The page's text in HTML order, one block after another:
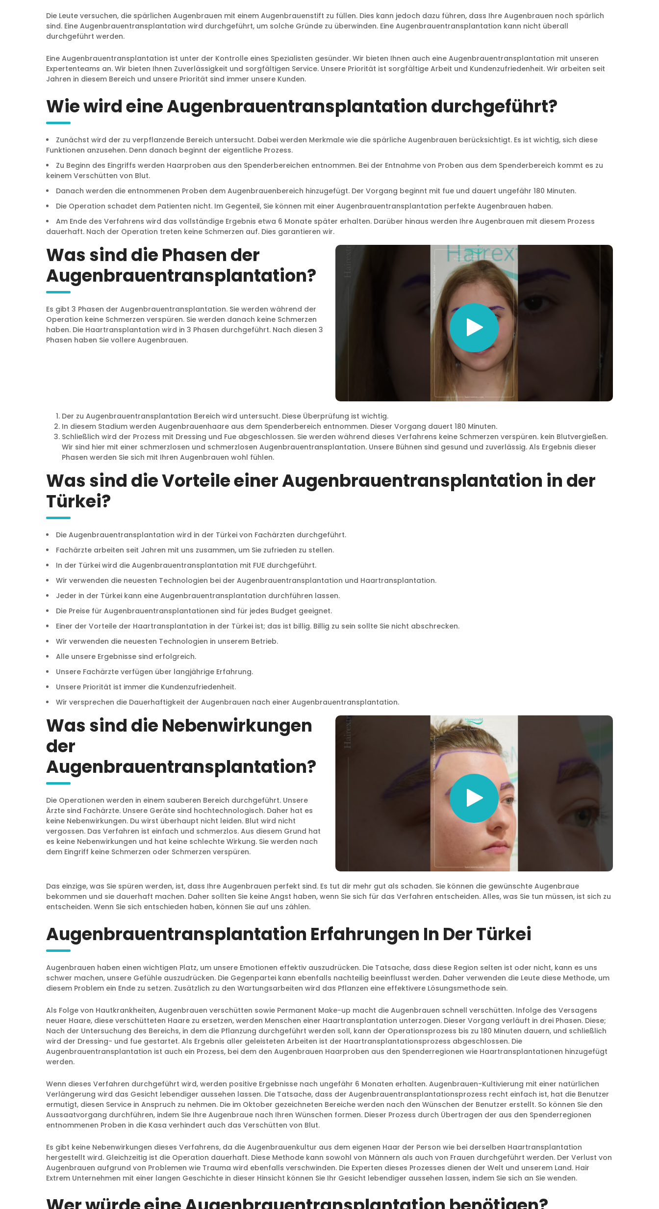
Die Leute versuchen, die spärlichen Augenbrauen mit einem Augenbrauenstift zu füllen. Dies kann jedoch dazu führen, dass Ihre Augenbrauen noch spärlich
sind. Eine Augenbrauentransplantation wird durchgeführt, um solche Gründe zu überwinden. Eine Augenbrauentransplantation kann nicht überall
durchgeführt werden.
Eine Augenbrauentransplantation ist unter der Kontrolle eines Spezialisten gesünder. Wir bieten Ihnen auch eine Augenbrauentransplantation mit unseren
Expertenteams an. Wir bieten Ihnen Zuverlässigkeit und sorgfältigen Service. Unsere Priorität ist sorgfältige Arbeit und Kundenzufriedenheit. Wir arbeiten seit
Jahren in diesem Bereich und unsere Priorität sind immer unsere Kunden.
Wie wird eine Augenbrauentransplantation durchgeführt?
Zunächst wird der zu verpflanzende Bereich untersucht. Dabei werden Merkmale wie die spärliche Augenbrauen berücksichtigt. Es ist wichtig, sich diese
Funktionen anzusehen. Denn danach beginnt der eigentliche Prozess.
Zu Beginn des Eingriffs werden Haarproben aus den Spenderbereichen entnommen. Bei der Entnahme von Proben aus dem Spenderbereich kommt es zu
keinem Verschütten von Blut.
Danach werden die entnommenen Proben dem Augenbrauenbereich hinzugefügt. Der Vorgang beginnt mit fue und dauert ungefähr 180 Minuten.
Die Operation schadet dem Patienten nicht. Im Gegenteil, Sie können mit einer Augenbrauentransplantation perfekte Augenbrauen haben.
Am Ende des Verfahrens wird das vollständige Ergebnis etwa 6 Monate später erhalten. Darüber hinaus werden Ihre Augenbrauen mit diesem Prozess
dauerhaft. Nach der Operation treten keine Schmerzen auf. Dies garantieren wir.
Was sind die Phasen der
Augenbrauentransplantation?
Es gibt 3 Phasen der Augenbrauentransplantation. Sie werden während der
Operation keine Schmerzen verspüren. Sie werden danach keine Schmerzen
haben. Die Haartransplantation wird in 3 Phasen durchgeführt. Nach diesen 3
Phasen haben Sie vollere Augenbrauen.
Der zu Augenbrauentransplantation Bereich wird untersucht. Diese Überprüfung ist wichtig.
In diesem Stadium werden Augenbrauenhaare aus dem Spenderbereich entnommen. Dieser Vorgang dauert 180 Minuten.
Schließlich wird der Prozess mit Dressing und Fue abgeschlossen. Sie werden während dieses Verfahrens keine Schmerzen verspüren. kein Blutvergießen.
Wir sind hier mit einer schmerzlosen und schmerzlosen Augenbrauentransplantation. Unsere Bühnen sind gesund und zuverlässig. Als Ergebnis dieser
Phasen werden Sie sich mit Ihren Augenbrauen wohl fühlen.
Was sind die Vorteile einer Augenbrauentransplantation in der
Türkei?
Die Augenbrauentransplantation wird in der Türkei von Fachärzten durchgeführt.
Fachärzte arbeiten seit Jahren mit uns zusammen, um Sie zufrieden zu stellen.
In der Türkei wird die Augenbrauentransplantation mit FUE durchgeführt.
Wir verwenden die neuesten Technologien bei der Augenbrauentransplantation und Haartransplantation.
Jeder in der Türkei kann eine Augenbrauentransplantation durchführen lassen.
Die Preise für Augenbrauentransplantationen sind für jedes Budget geeignet.
Einer der Vorteile der Haartransplantation in der Türkei ist; das ist billig. Billig zu sein sollte Sie nicht abschrecken.
Wir verwenden die neuesten Technologien in unserem Betrieb.
Alle unsere Ergebnisse sind erfolgreich.
Unsere Fachärzte verfügen über langjährige Erfahrung.
Unsere Priorität ist immer die Kundenzufriedenheit.
Wir versprechen die Dauerhaftigkeit der Augenbrauen nach einer Augenbrauentransplantation.
Was sind die Nebenwirkungen
der
Augenbrauentransplantation?
Die Operationen werden in einem sauberen Bereich durchgeführt. Unsere
Ärzte sind Fachärzte. Unsere Geräte sind hochtechnologisch. Daher hat es
keine Nebenwirkungen. Du wirst überhaupt nicht leiden. Blut wird nicht
vergossen. Das Verfahren ist einfach und schmerzlos. Aus diesem Grund hat
es keine Nebenwirkungen und hat keine schlechte Wirkung. Sie werden nach
dem Eingriff keine Schmerzen oder Schmerzen verspüren.
Das einzige, was Sie spüren werden, ist, dass Ihre Augenbrauen perfekt sind. Es tut dir mehr gut als schaden. Sie können die gewünschte Augenbraue
bekommen und sie dauerhaft machen. Daher sollten Sie keine Angst haben, wenn Sie sich für das Verfahren entscheiden. Alles, was Sie tun müssen, ist sich zu
entscheiden. Wenn Sie sich entschieden haben, können Sie auf uns zählen.
Augenbrauentransplantation Erfahrungen In Der Türkei
Augenbrauen haben einen wichtigen Platz, um unsere Emotionen effektiv auszudrücken. Die Tatsache, dass diese Region selten ist oder nicht, kann es uns
schwer machen, unsere Gefühle auszudrücken. Die Gegenpartei kann ebenfalls nachteilig beeinflusst werden. Daher verwenden die Leute diese Methode, um
diesem Problem ein Ende zu setzen. Zusätzlich zu den Wartungsarbeiten wird das Pflanzen eine effektivere Lösungsmethode sein.
Als Folge von Hautkrankheiten, Augenbrauen verschütten sowie Permanent Make-up macht die Augenbrauen schnell verschütten. Infolge des Versagens
neuer Haare, diese verschütteten Haare zu ersetzen, werden Menschen einer Haartransplantation unterzogen. Dieser Vorgang verläuft in drei Phasen. Diese;
Nach der Untersuchung des Bereichs, in dem die Pflanzung durchgeführt werden soll, kann der Operationsprozess bis zu 180 Minuten dauern, und schließlich
wird der Dressing- und fue gestartet. Als Ergebnis aller geleisteten Arbeiten ist der Haartransplantationsprozess abgeschlossen. Die
Augenbrauentransplantation ist auch ein Prozess, bei dem den Augenbrauen Haarproben aus den Spenderregionen wie Haartransplantationen hinzugefügt
werden.
Wenn dieses Verfahren durchgeführt wird, werden positive Ergebnisse nach ungefähr 6 Monaten erhalten. Augenbrauen-Kultivierung mit einer natürlichen
Verlängerung wird das Gesicht lebendiger aussehen lassen. Die Tatsache, dass der Augenbrauentransplantationsprozess recht einfach ist, hat die Benutzer
ermutigt, diesen Service in Anspruch zu nehmen. Die im Oktober gezeichneten Bereiche werden nach den Wünschen der Benutzer erstellt. So können Sie den
Aussaatvorgang durchführen, indem Sie Ihre Augenbraue nach Ihren Wünschen formen. Dieser Prozess durch Übertragen der aus den Spenderregionen
entnommenen Proben in die Kasa verhindert auch das Verschütten von Blut.
Es gibt keine Nebenwirkungen dieses Verfahrens, da die Augenbrauenkultur aus dem eigenen Haar der Person wie bei derselben Haartransplantation
hergestellt wird. Gleichzeitig ist die Operation dauerhaft. Diese Methode kann sowohl von Männern als auch von Frauen durchgeführt werden. Der Verlust von
Augenbrauen aufgrund von Problemen wie Trauma wird ebenfalls verschwinden. Die Experten dieses Prozesses dienen der Welt und unserem Land. Hair
Extrem Unternehmen mit einer langen Geschichte in dieser Hinsicht können Sie Ihr Gesicht lebendiger aussehen lassen, indem Sie sich an Sie wenden.